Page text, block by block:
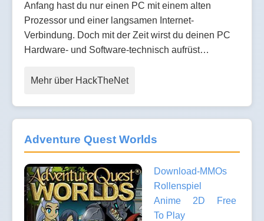
Anfang hast du nur einen PC mit einem alten
Prozessor und einer langsamen Internet-
Verbindung. Doch mit der Zeit wirst du deinen PC
Hardware- und Software-technisch aufrüst…
Mehr über HackTheNet
Adventure Quest Worlds
Download-MMOs
Rollenspiel
Anime
2D
Free
To Play